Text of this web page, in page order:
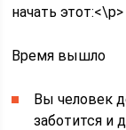
начать этот:<\p>
Время вышло
Вы человек
заботится и